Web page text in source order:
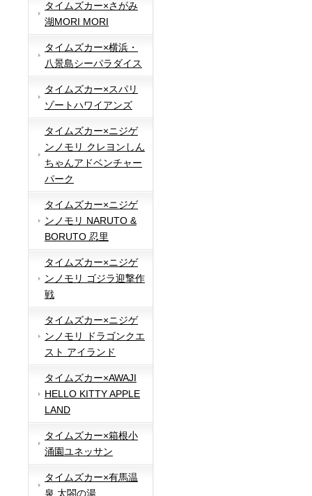
タイムズカー×さがみ
湖MORI MORI
タイムズカー×横浜・
八景島シーパラダイス
タイムズカー×スパリ
ゾートハワイアンズ
タイムズカー×ニジゲ
ンノモリ クレヨンしん
ちゃんアドベンチャー
パーク
タイムズカー×ニジゲ
ンノモリ NARUTO &
BORUTO 忍里
タイムズカー×ニジゲ
ンノモリ ゴジラ迎撃作
戦
タイムズカー×ニジゲ
ンノモリ ドラゴンクエ
スト アイランド
タイムズカー×AWAJI
HELLO KITTY APPLE
LAND
タイムズカー×箱根小
涌園ユネッサン
タイムズカー×有馬温
泉 太閤の湯